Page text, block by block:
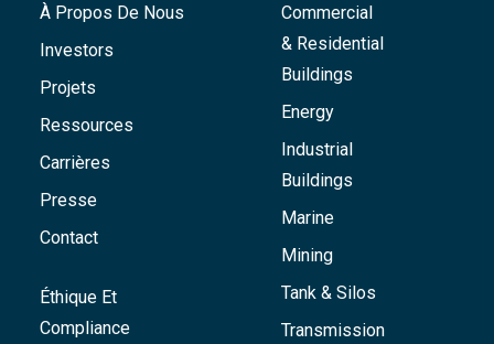
À Propos De Nous
Investors
Projets
Ressources
Carrières
Presse
Contact
Éthique Et
Compliance
Commercial
& Residential
Buildings
Energy
Industrial
Buildings
Marine
Mining
Tank & Silos
Transmission